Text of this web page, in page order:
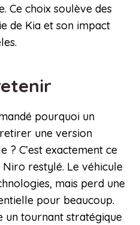
Ce choix soulève des
de Kia et son impact
pourquoi un
une version
? C’est exactement ce
Niro restylé. Le véhicule
mais perd une
pour beaucoup.
un tournant stratégique